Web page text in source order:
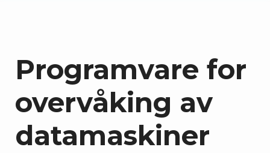
Programvare for
overvåking av
datamaskiner